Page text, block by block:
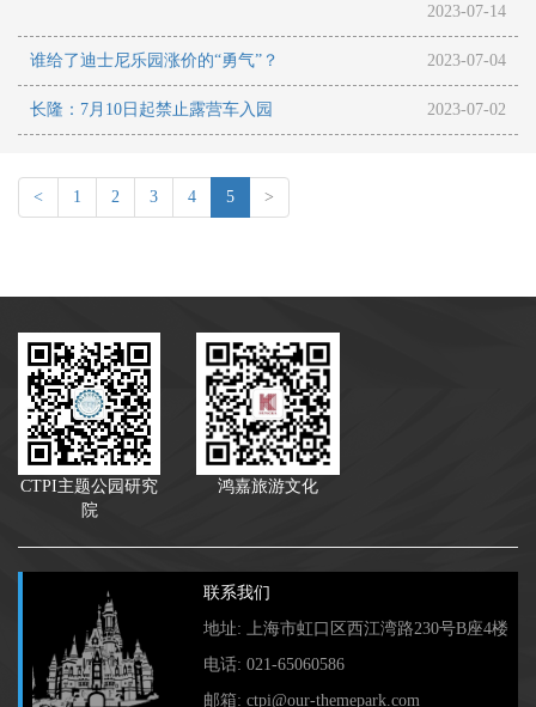
2023-07-14
谁给了迪士尼乐园涨价的“勇气”？ 2023-07-04
长隆：7月10日起禁止露营车入园 2023-07-02
< 1 2 3 4 5 >
CTPI主题公园研究
院
鸿嘉旅游文化
联系我们
地址: 上海市虹口区西江湾路230号B座4楼
电话: 021-65060586
邮箱: ctpi@our-themepark.com